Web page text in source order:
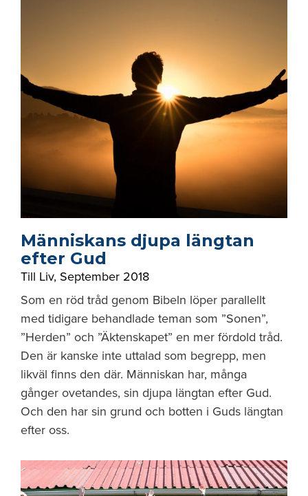
Människans djupa längtan
efter Gud
Till Liv, September 2018
Som en röd tråd genom Bibeln löper parallellt
med tidigare behandlade teman som ”Sonen”,
”Herden” och ”Äktenskapet” en mer fördold tråd.
Den är kanske inte uttalad som begrepp, men
likväl finns den där. Människan har, många
gånger ovetandes, sin djupa längtan efter Gud.
Och den har sin grund och botten i Guds längtan
efter oss.